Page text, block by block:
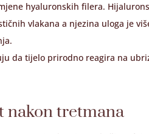
hyaluronskih filera.
vlakana a njezina uloga je
da tijelo prirodno reagira na
nakon tretmana